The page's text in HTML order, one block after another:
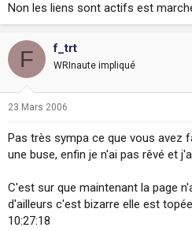
Non les liens sont actifs est
F f_trt
WRInaute impliqué
23 Mars 2006
Pas très sympa ce que vous avez
une buse, enfin je n'ai pas rêvé et
C'est sur que maintenant la page
d'ailleurs c'est bizarre elle est
10:27:18